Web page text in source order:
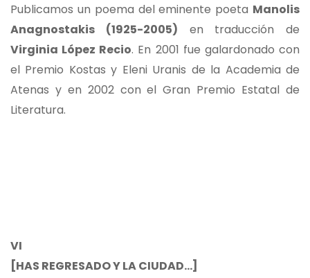
Publicamos un poema del eminente poeta Manolis
Anagnostakis (1925-2005) en traducción de
Virginia López Recio. En 2001 fue galardonado con
el Premio Kostas y Eleni Uranis de la Academia de
Atenas y en 2002 con el Gran Premio Estatal de
Literatura.
VI
[HAS REGRESADO Y LA CIUDAD…]